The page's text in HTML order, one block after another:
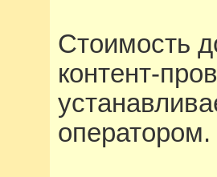
Стоимость
контент-
оператором.